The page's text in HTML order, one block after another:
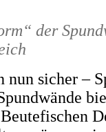
der
nun sicher –